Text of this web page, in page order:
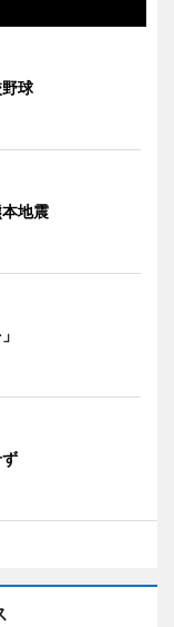
球
地震